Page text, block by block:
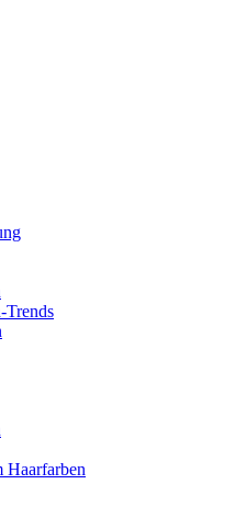
Trends
Haarfarben